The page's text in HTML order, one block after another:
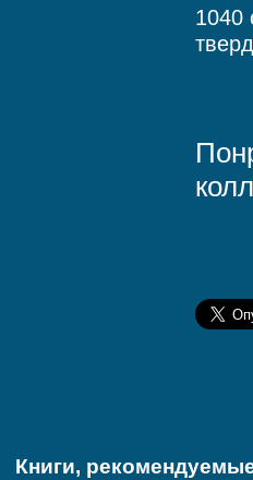
1040
Книги,